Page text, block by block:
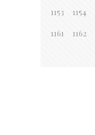
1153 1154
1161 1162